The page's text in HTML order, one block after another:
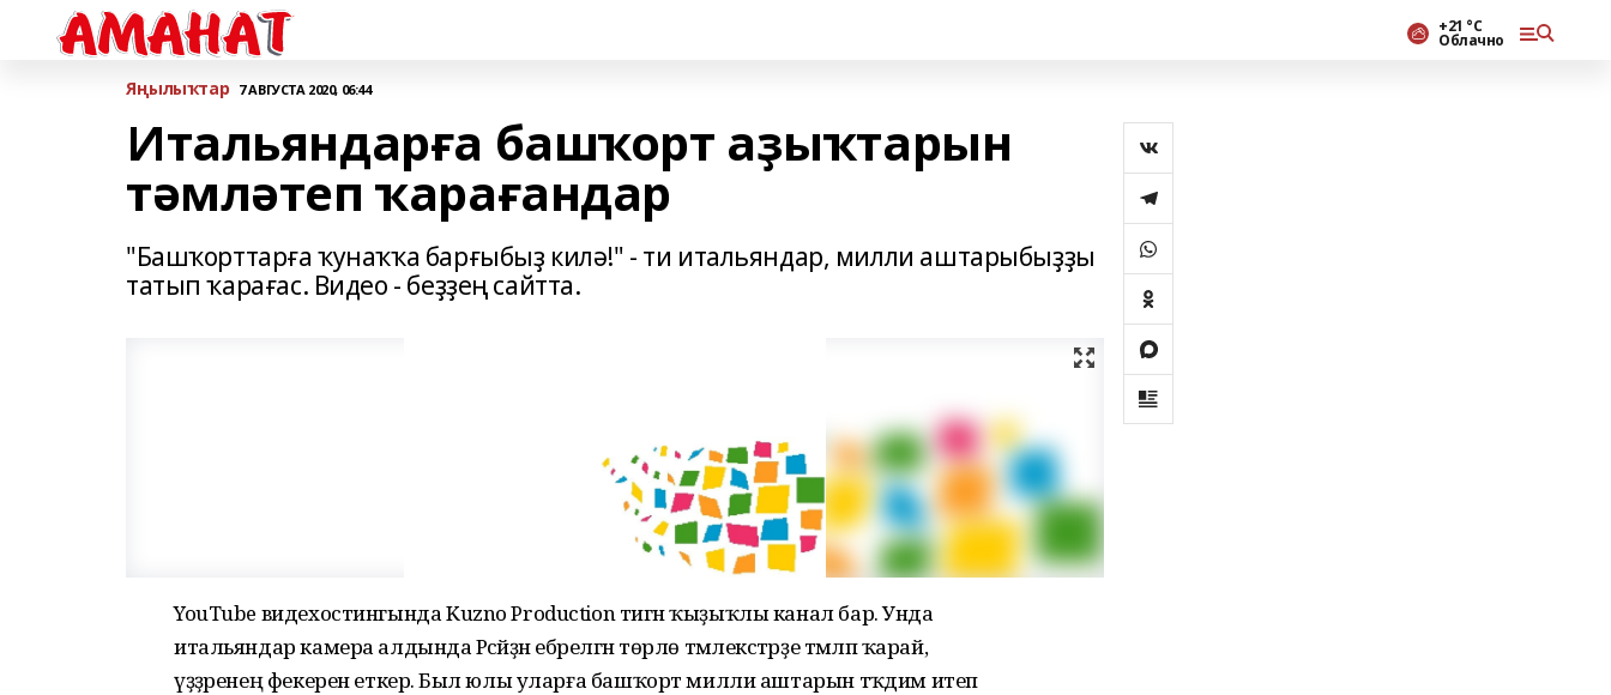
+21 °С
Облачно
Яңылыҡтар 7 АВГУСТА 2020, 06:44
Итальяндарға башҡорт аҙыҡтарын
тәмләтеп ҡарағандар
"Башҡорттарға ҡунаҡҡа барғыбыҙ килә!" - ти итальяндар, милли аштарыбыҙҙы
татып ҡарағас. Видео - беҙҙең сайтта.
YouTube видехостингында Kuzno Production тигән ҡыҙыҡлы канал бар. Унда
итальяндар камера алдында Рәсәйҙән ебәрелгән төрлө тәмлекәстәрҙе тәмләп ҡарай,
үҙҙәренең фекерен еткерә. Был юлы уларға башҡорт милли аштарын тәҡдим итеп